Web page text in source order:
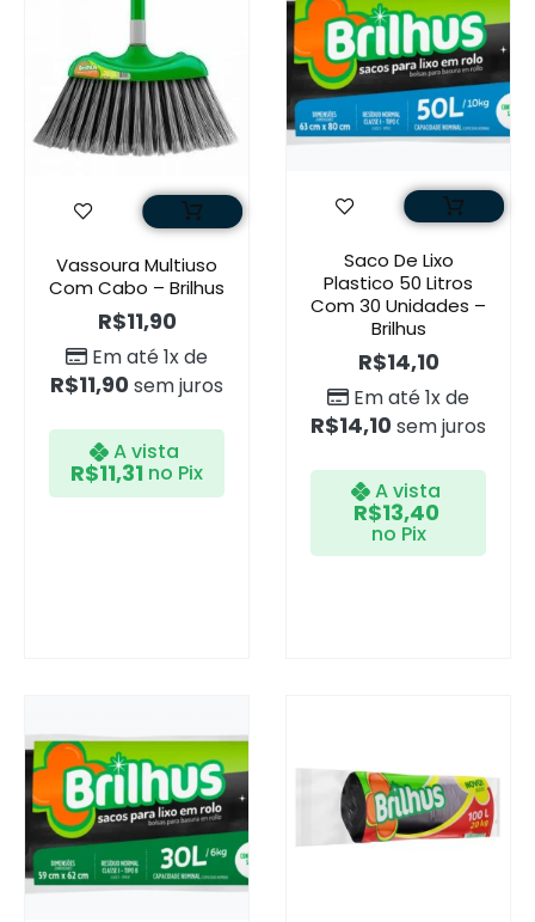
Vassoura Multiuso
Com Cabo – Brilhus
R$11,90
Em até 1x de
R$11,90 sem juros
A vista
R$11,31 no Pix
Saco De Lixo
Plastico 50 Litros
Com 30 Unidades –
Brilhus
R$14,10
Em até 1x de
R$14,10 sem juros
A vista
R$13,40
no Pix